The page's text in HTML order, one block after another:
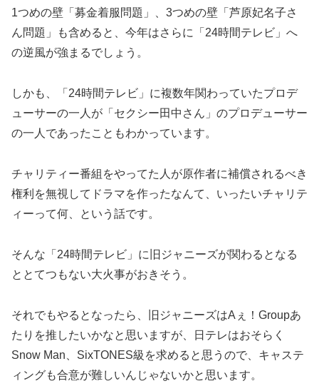
1つめの壁「募金着服問題」、3つめの壁「芦原妃名子さ
ん問題」も含めると、今年はさらに「24時間テレビ」へ
の逆風が強まるでしょう。
しかも、「24時間テレビ」に複数年関わっていたプロデ
ューサーの一人が「セクシー田中さん」のプロデューサー
の一人であったこともわかっています。
チャリティー番組をやってた人が原作者に補償されるべき
権利を無視してドラマを作ったなんて、いったいチャリテ
ィーって何、という話です。
そんな「24時間テレビ」に旧ジャニーズが関わるとなる
ととてつもない大火事がおきそう。
それでもやるとなったら、旧ジャニーズはAぇ！Groupあ
たりを推したいかなと思いますが、日テレはおそらく
Snow Man、SixTONES級を求めると思うので、キャステ
ィングも合意が難しいんじゃないかと思います。